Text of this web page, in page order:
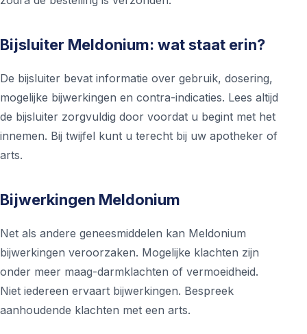
Bijsluiter Meldonium: wat staat erin?
De bijsluiter bevat informatie over gebruik, dosering,
mogelijke bijwerkingen en contra-indicaties. Lees altijd
de bijsluiter zorgvuldig door voordat u begint met het
innemen. Bij twijfel kunt u terecht bij uw apotheker of
arts.
Bijwerkingen Meldonium
Net als andere geneesmiddelen kan Meldonium
bijwerkingen veroorzaken. Mogelijke klachten zijn
onder meer maag-darmklachten of vermoeidheid.
Niet iedereen ervaart bijwerkingen. Bespreek
aanhoudende klachten met een arts.